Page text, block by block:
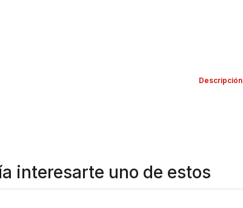
Descripción
interesarte uno de estos